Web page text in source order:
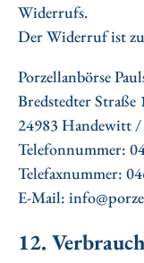
Widerrufs.
Der Widerruf ist
Porzellanbörse
Bredstedter Straße
24983 Handewitt
Telefonnummer:
Telefaxnummer:
E-Mail:
12.